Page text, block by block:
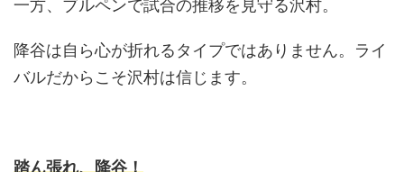
一方、ブルペンで試合の推移を見守る沢村。
降谷は自ら心が折れるタイプではありません。ライ
バルだからこそ沢村は信じます。
踏ん張れ、降谷！